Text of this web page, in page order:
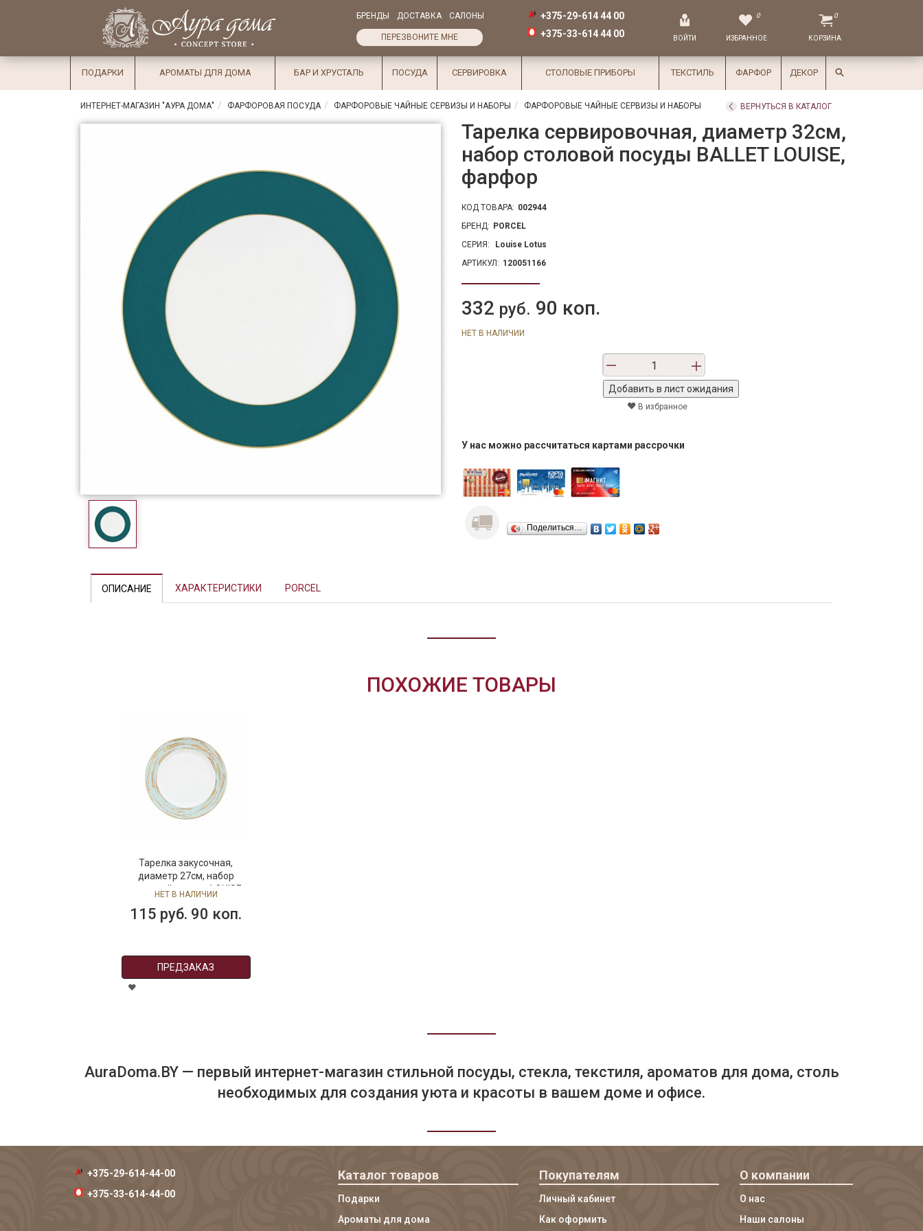
Избранное
×
СалоныДоставка
Оплата
Подарки
Ароматы
для дома
БРЕНДЫ ДОСТАВКА САЛОНЫ
ПЕРЕЗВОНИТЕ МНЕ
+375-29-614 44 00
+375-33-614 44 00
ВОЙТИ
0
ИЗБРАННОЕ
0
КОРЗИНА
ПОДАРКИ АРОМАТЫ ДЛЯ ДОМА БАР И ХРУСТАЛЬ ПОСУДА СЕРВИРОВКА СТОЛОВЫЕ ПРИБОРЫ ТЕКСТИЛЬ ФАРФОР ДЕКОР
ИНТЕРНЕТ-МАГАЗИН "АУРА ДОМА" ФАРФОРОВАЯ ПОСУДА ФАРФОРОВЫЕ ЧАЙНЫЕ СЕРВИЗЫ И НАБОРЫ ФАРФОРОВЫЕ ЧАЙНЫЕ СЕРВИЗЫ И НАБОРЫ ВЕРНУТЬСЯ В КАТАЛОГ
Тарелка сервировочная, диаметр 32см,
набор столовой посуды BALLET LOUISE,
фарфор
КОД ТОВАРА: 002944
БРЕНД: PORCEL
СЕРИЯ:
Lоuise Lotus
АРТИКУЛ: 120051166
332 руб. 90 коп.
НЕТ В НАЛИЧИИ
В избранное
У нас можно рассчитаться картами рассрочки
Поделиться…
ОПИСАНИЕ ХАРАКТЕРИСТИКИ PORCEL
ПОХОЖИЕ ТОВАРЫ
Тарелка закусочная,
диаметр 27см, набор
столовой посуды LOUISE
НЕТ В НАЛИЧИИ
115 руб. 90 коп.
ПРЕДЗАКАЗ
AuraDoma.BY — первый интернет-магазин стильной посуды, стекла, текстиля, ароматов для дома, столь
необходимых для создания уюта и красоты в вашем доме и офисе.
+375-29-614-44-00
+375-33-614-44-00
Каталог товаров
Подарки
Ароматы для дома
Покупателям
Личный кабинет
Как оформить
О компании
О нас
Наши салоны